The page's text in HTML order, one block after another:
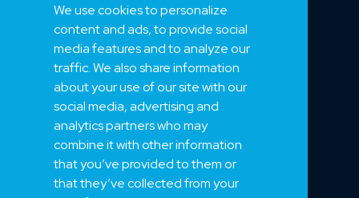
We use cookies to personalize
content and ads, to provide social
media features and to analyze our
traffic. We also share information
about your use of our site with our
social media, advertising and
analytics partners who may
combine it with other information
that you’ve provided to them or
that they’ve collected from your
Merker 2
Merker 4
Om oss
Bærekraft
Support